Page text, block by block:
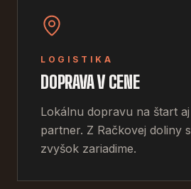
LOGISTIKA
DOPRAVA V CENE
Lokálnu dopravu na štart
partner. Z Račkovej doliny
zvyšok zariadime.